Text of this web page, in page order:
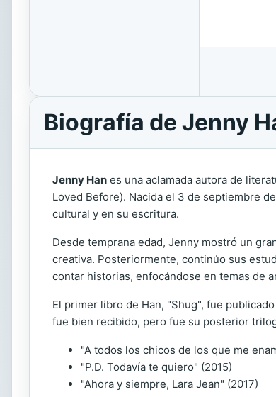
Biografía de Jenny
Jenny Han es una aclamada autora de
Loved Before). Nacida el 3 de septiembre
cultural y en su escritura.
Desde temprana edad, Jenny mostró un
creativa. Posteriormente, continúo sus
contar historias, enfocándose en temas de
El primer libro de Han, "Shug", fue
fue bien recibido, pero fue su posterior
"A todos los chicos de los que me
"P.D. Todavía te quiero" (2015)
"Ahora y siempre, Lara Jean" (2017)